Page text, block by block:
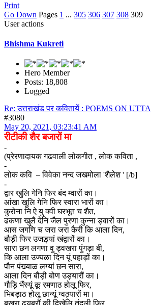
Print
Go Down Pages 1 ... 305 306 307 308 309
User actions
Bhishma Kukreti
Hero Member
Posts: 18,808
Logged
Re: उत्तराखंड पर कवितायें : POEMS ON
#3080
May 20, 2021, 03:23:41 AM
रीटीकी शैर बजारों मा
-
(प्रेरणादायक गढवाली लोकगीत , लोक कविता ,
-
लोक कवि – विवेका नन्द जखमोला 'शैलेश ' [/b]
-
द्वार खुलि गेनि फिर बंद म्वारों का।
आंखा खुलि गेनि फिर स्वारा भारों का।
कुरोना नि ऐ यु क्वी घरभूत च शैत,
ढकणा खुलै देनि जैल पुरणा कुन्ना ड्वारों का।
आस जगणि च जरा जरा कैरी कि आला दिन,
बौड़ी फिर उजड़्यां खंद्वारों का।
सारा छन लगणा वु ड्वखरा पुंगड़ा बी,
कि आला उज्यळा दिन यूं पहाड़ों का।
पौन पंख्याळ लग्यां छन सारा,
आला दिन बौड़ी बोण उड्यारौं का।
गौड़ि भैंस्यूं कू रमणाठ होलू फिर,
भिबड़ाठ होलू छान्यूं ग्वठ्यारों मा।